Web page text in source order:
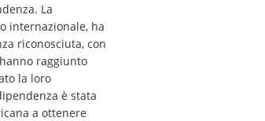
La
internazionale, ha
riconosciuta, con
raggiunto
la loro
è stata
a ottenere